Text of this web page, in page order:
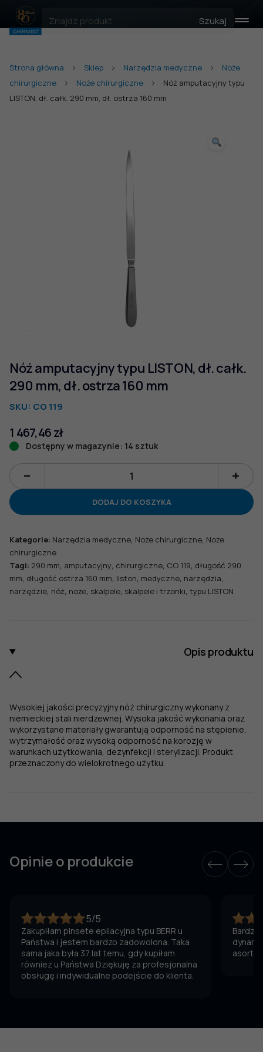
Szukaj
Strona główna Sklep Narzędzia medyczne
Noże
chirurgiczne
Noże chirurgiczne
Nóż amputacyjny typu
LISTON, dł. całk. 290 mm, dł. ostrza 160 mm
Nóż amputacyjny typu LISTON, dł. całk.
290 mm, dł. ostrza 160 mm
SKU: CO 119
1 467,46zł
Dostępny w magazynie: 14 sztuk
ilość
amputacyjny
dł.
290
mm,
dł.
DODAJ DO KOSZYKA
Kategorie: Narzędzia medyczne, Noże chirurgiczne, Noże
chirurgiczne
Tagi: 290 mm, amputacyjny, chirurgiczne, CO 119, długość 290
mm, długość ostrza 160 mm, liston, medyczne, narzędzia,
narzędzie, nóż, noże, skalpele, skalpele i trzonki, typu LISTON
Opis produktu
Wysokiej jakości precyzyjny nóż chirurgiczny wykonany z
niemieckiej stali nierdzewnej. Wysoka jakość wykonania oraz
wykorzystane materiały gwarantują odporność na stępienie,
wytrzymałość oraz wysoką odporność na korozję w
warunkach użytkowania, dezynfekcji i sterylizacji. Produkt
przeznaczony do wielokrotnego użytku.
Opinie o produkcie
5/5
Zakupiłam pinsete epilacyjna typu BERR u
Państwa i jestem bardzo zadowolona. Taka
sama jaka była 37 lat temu, gdy kupiłam
również u Państwa Dziękuję za profesjonalna
obsługę i indywidualne podejście do klienta.
Bardzo